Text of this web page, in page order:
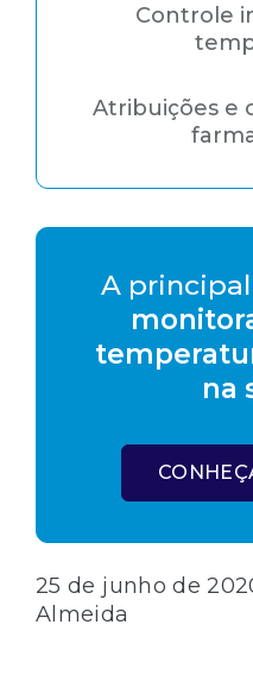
25 de junho de
Almeida
Controle
Atribuições e
A
na